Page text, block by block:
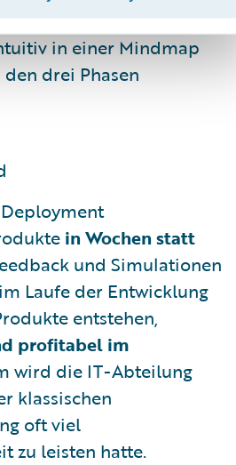
und -struktur von
in einer Mindmap
drei Phasen
in Wochen statt
und Simulationen
Laufe der Entwicklung
entstehen,
profitabel im
wird die IT-Abteilung
klassischen
oft viel
zu leisten hatte.